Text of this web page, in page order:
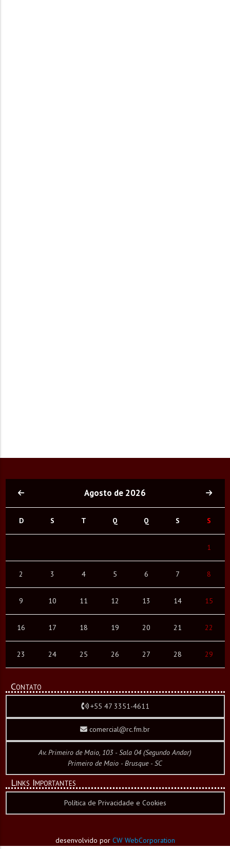
Agosto de 2026
D S T Q Q S S
1
2 3 4 5 6 7 8
9 10 11 12 13 14 15
16 17 18 19 20 21 22
23 24 25 26 27 28 29
Contato
+55 47 3351-4611
comercial@rc.fm.br
Av. Primeiro de Maio, 103 - Sala 04 (Segundo Andar)
Primeiro de Maio - Brusque - SC
Links Importantes
Política de Privacidade e Cookies
desenvolvido por CW WebCorporation